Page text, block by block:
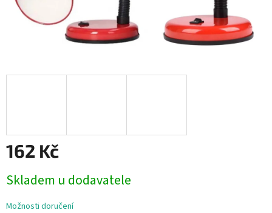
162 Kč
cena:
Skladem u dodavatele
Možnosti doručení